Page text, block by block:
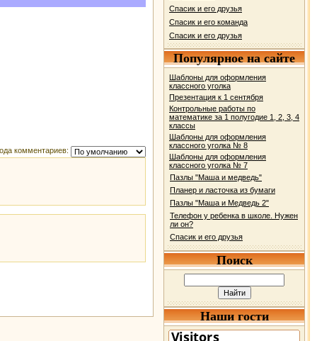
комментариев:
Спасик и его друзья
Спасик и его команда
Спасик и его друзья
Популярное на сайте
Шаблоны для оформления
классного уголка
Презентация к 1 сентября
Контрольные работы по
математике за 1 полугодие 1, 2, 3, 4
классы
Шаблоны для оформления
классного уголка № 8
Шаблоны для оформления
классного уголка № 7
Пазлы "Маша и медведь"
Планер и ласточка из бумаги
Пазлы "Маша и Медведь 2"
Телефон у ребенка в школе. Нужен
ли он?
Спасик и его друзья
Поиск
Наши гости